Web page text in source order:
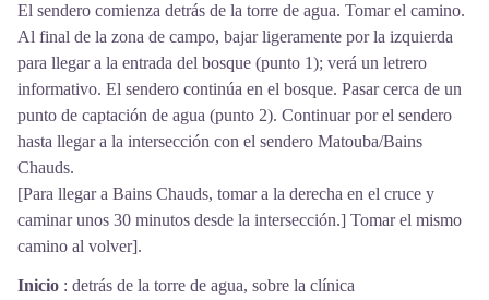
El sendero comienza detrás de la torre de agua. Tomar el camino.
Al final de la zona de campo, bajar ligeramente por la izquierda
para llegar a la entrada del bosque (punto 1); verá un letrero
informativo. El sendero continúa en el bosque. Pasar cerca de un
punto de captación de agua (punto 2). Continuar por el sendero
hasta llegar a la intersección con el sendero Matouba/Bains
Chauds.
[Para llegar a Bains Chauds, tomar a la derecha en el cruce y
caminar unos 30 minutos desde la intersección.] Tomar el mismo
camino al volver].
Inicio : detrás de la torre de agua, sobre la clínica